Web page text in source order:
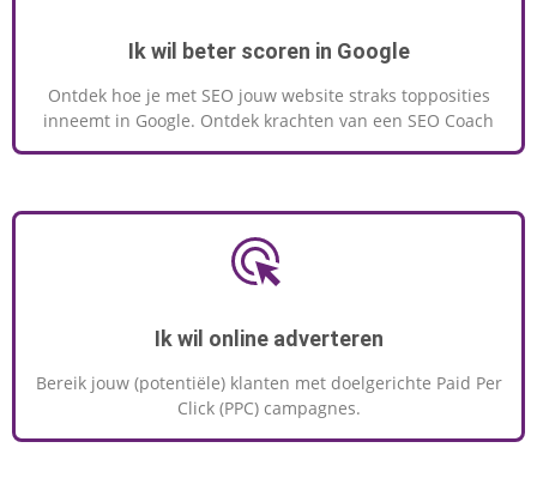
Ik wil beter scoren in Google
Ontdek hoe je met SEO jouw website straks topposities
inneemt in Google. Ontdek krachten van een SEO Coach
Ik wil online adverteren
Bereik jouw (potentiële) klanten met doelgerichte Paid Per
Click (PPC) campagnes.